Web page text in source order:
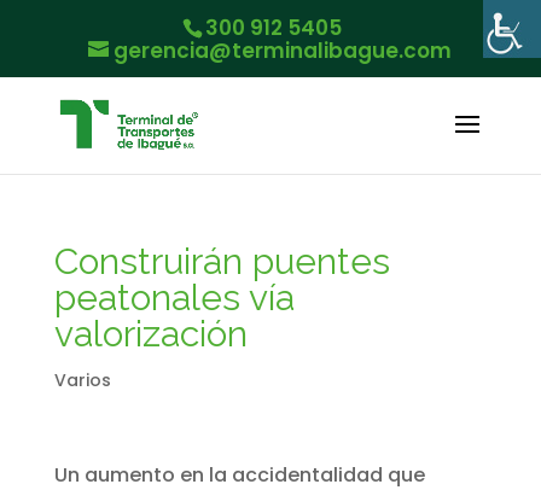
300 912 5405
gerencia@terminalibague.com
Construirán puentes
peatonales vía
valorización
Varios
Un aumento en la accidentalidad que